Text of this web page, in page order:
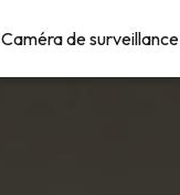
Caméra de surveillance